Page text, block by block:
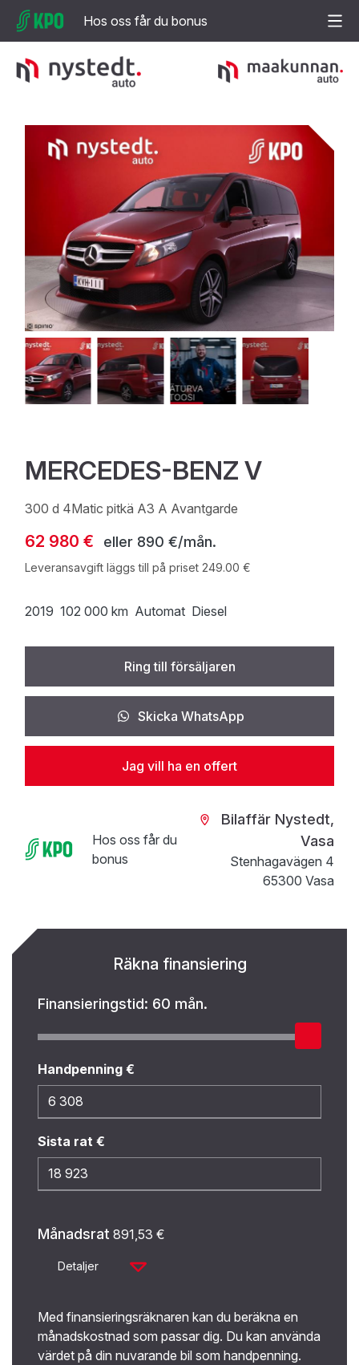
Hos oss får du bonus
MERCEDES-BENZ V
300 d 4Matic pitkä A3 A Avantgarde
62 980 € eller 890 €/mån.
Leveransavgift läggs till på priset 249.00 €
2019 102 000 km Automat Diesel
Ring till försäljaren
Skicka WhatsApp
Jag vill ha en offert
Hos oss får du
bonus
Bilaffär Nystedt,
Vasa
Stenhagavägen 4
65300 Vasa
Räkna finansiering
Finansieringstid: 60 mån.
Handpenning €
Sista rat €
Månadsrat 891,53 €
Detaljer
Med finansieringsräknaren kan du beräkna en
månadskostnad som passar dig. Du kan använda
värdet på din nuvarande bil som handpenning.